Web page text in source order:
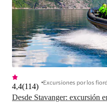
Desde Stavanger: excursión
4,4(114) Excursiones por los